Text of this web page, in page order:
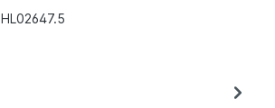
HL02647.5